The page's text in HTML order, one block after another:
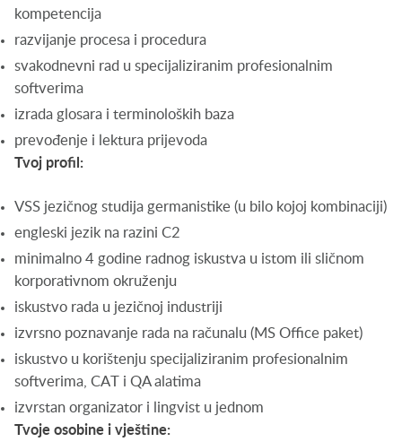
kompetencija
razvijanje procesa i procedura
svakodnevni rad u specijaliziranim profesionalnim
softverima
izrada glosara i terminoloških baza
prevođenje i lektura prijevoda
Tvoj profil:
VSS jezičnog studija germanistike (u bilo kojoj kombinaciji)
engleski jezik na razini C2
minimalno 4 godine radnog iskustva u istom ili sličnom
korporativnom okruženju
iskustvo rada u jezičnoj industriji
izvrsno poznavanje rada na računalu (MS Office paket)
iskustvo u korištenju specijaliziranim profesionalnim
softverima, CAT i QA alatima
izvrstan organizator i lingvist u jednom
Tvoje osobine i vještine: